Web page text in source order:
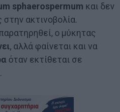
sphaerospermum και δεν
ακτινοβολία.
ο μύκητας
, αλλά φαίνεται και να
όταν εκτίθεται σε
.